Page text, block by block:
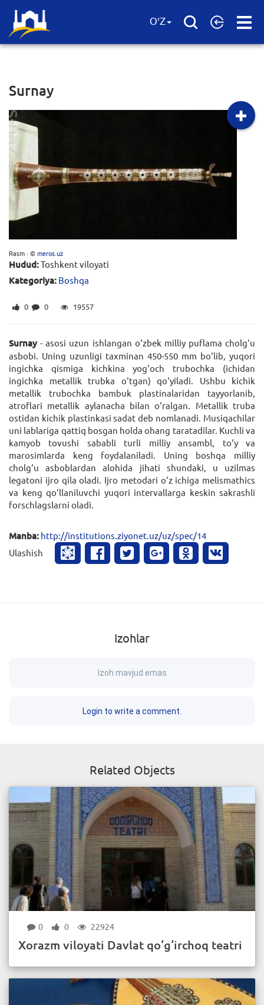
Open
O'Z
Surnay
Rasm : ©meros.uz
Hudud:Toshkent viloyati
Kategoriya: Boshqa
0 0 19557
Surnay- asosi uzun ishlangan o‘zbek milliy puflama cholg‘u
asbobi. Uning uzunligi taxminan 450-550 mm bo‘lib, yuqori
ingichka qismiga kichkina yog‘och trubochka (ichidan
ingichka metallik trubka o‘tgan) qo‘yiladi. Ushbu kichik
metallik trubochka bambuk plastinalaridan tayyorlanib,
atroflari metallik aylanacha bilan o‘ralgan. Metallik truba
ostidan kichik plastinkasi sadat deb nomlanadi. Musiqachilar
uni lablariga qattiq bosgan holda ohang taratadilar. Kuchli va
kamyob tovushi sababli turli milliy ansambl, to‘y va
marosimlarda keng foydalaniladi. Uning boshqa milliy
cholg‘u asboblardan alohida jihati shundaki, u uzilmas
legatoni ijro qila oladi. Ijro metodari o‘z ichiga melismathics
va keng qo‘llaniluvchi yuqori intervallarga keskin sakrashli
forschlagslarni oladi.
Manba: http://institutions.ziyonet.uz/uz/spec/14
Ulashish
Izohlar
Izoh mavjud emas
Login to write a comment.
Related Objects
0 0 22924
Xorazm viloyati Davlat qo‘g‘irchoq teatri